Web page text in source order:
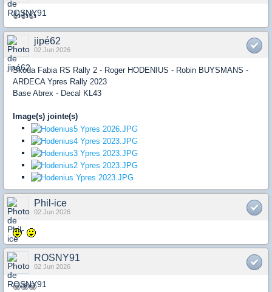
👍👍👍
jipé62
02 Jun 2026
Skoda Fabia RS Rally 2 - Roger HODENIUS - Robin BUYSMANS -
ARDECA Ypres Rally 2023
Base Abrex - Decal KL43
Image(s) jointe(s)
Phil-ice
02 Jun 2026
ROSNY91
02 Jun 2026
🤩🤩🤩